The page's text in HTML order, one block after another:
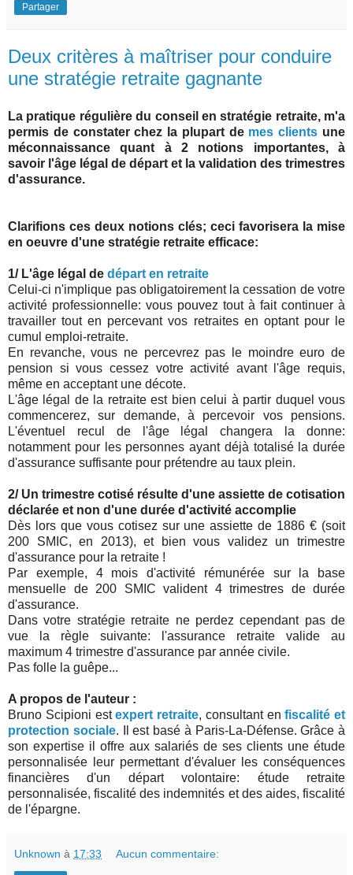
Partager
Deux critères à maîtriser pour conduire
une stratégie retraite gagnante
La pratique régulière du conseil en stratégie retraite, m'a
permis de constater chez la plupart de mes clients une
méconnaissance quant à 2 notions importantes, à
savoir l'âge légal de départ et la validation des trimestres
d'assurance.
Clarifions ces deux notions clés; ceci favorisera la mise
en oeuvre d'une stratégie retraite efficace:
1/ L'âge légal de départ en retraite
Celui-ci n'implique pas obligatoirement la cessation de votre
activité professionnelle: vous pouvez tout à fait continuer à
travailler tout en percevant vos retraites en optant pour le
cumul emploi-retraite.
En revanche, vous ne percevrez pas le moindre euro de
pension si vous cessez votre activité avant l'âge requis,
même en acceptant une décote.
L'âge légal de la retraite est bien celui à partir duquel vous
commencerez, sur demande, à percevoir vos pensions.
L'éventuel recul de l'âge légal changera la donne:
notamment pour les personnes ayant déjà totalisé la durée
d'assurance suffisante pour prétendre au taux plein.
2/ Un trimestre cotisé résulte d'une assiette de cotisation
déclarée et non d'une durée d'activité accomplie
Dès lors que vous cotisez sur une assiette de 1886 € (soit
200 SMIC, en 2013), et bien vous validez un trimestre
d'assurance pour la retraite !
Par exemple, 4 mois d'activité rémunérée sur la base
mensuelle de 200 SMIC valident 4 trimestres de durée
d'assurance.
Dans votre stratégie retraite ne perdez cependant pas de
vue la règle suivante: l'assurance retraite valide au
maximum 4 trimestre d'assurance par année civile.
Pas folle la guêpe...
A propos de l'auteur :
Bruno Scipioni estexpert retraite, consultant enfiscalité et
protection sociale. Il est basé à Paris-La-Défense. Grâce à
son expertise il offre aux salariés de ses clients une étude
personnalisée leur permettant d'évaluer les conséquences
financières d'un départ volontaire: étude retraite
personnalisée, fiscalité des indemnités et des aides, fiscalité
de l'épargne.
Unknown à 17:33 Aucun commentaire: